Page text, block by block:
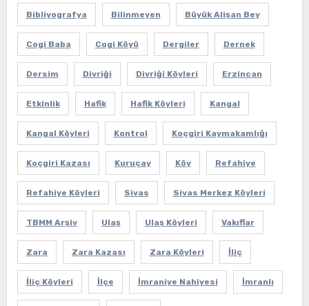
Bibliyografya Bilinmeyen Büyük Alişan Bey
Cogi Baba Cogi Köyü Dergiler Dernek
Dersim Divriği Divriği Köyleri Erzincan
Etkinlik Hafik Hafik Köyleri Kangal
Kangal Köyleri Kontrol Koçgiri Kaymakamlığı
Koçgiri Kazası Kuruçay Köy Refahiye
Refahiye Köyleri Sivas Sivas Merkez Köyleri
TBMM Arşiv Ulaş Ulaş Köyleri Vakıflar
Zara Zara Kazası Zara Köyleri İliç
İliç Köyleri İlçe İmraniye Nahiyesi İmranlı